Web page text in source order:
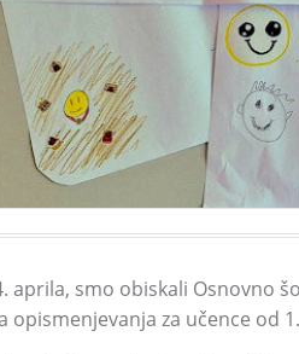
aprila, smo obiskali Osnovno
opismenjevanja za učence od 1.